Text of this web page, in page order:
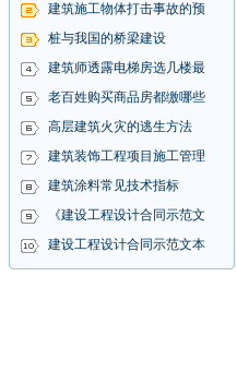
建筑施工物体打击事故的预
桩与我国的桥梁建设
建筑师透露电梯房选几楼最
老百姓购买商品房都缴哪些
高层建筑火灾的逃生方法
建筑装饰工程项目施工管理
建筑涂料常见技术指标
《建设工程设计合同示范文
建设工程设计合同示范文本